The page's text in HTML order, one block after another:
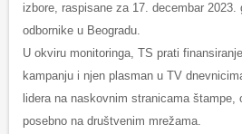
izbore, raspisane za 17. decembar
odbornike u Beogradu.
U okviru monitoringa, TS prati
kampanju i njen plasman u TV
lidera na naskovnim stranicama štampe,
posebno na društvenim mrežama.